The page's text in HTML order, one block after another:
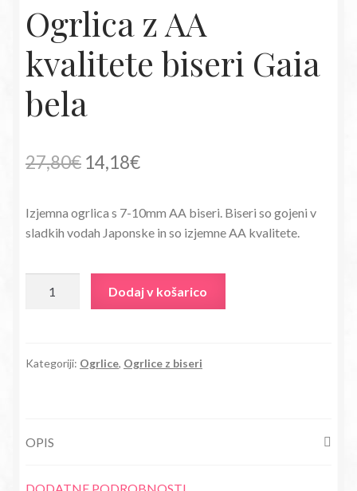
Ogrlica z AA
kvalitete biseri Gaia
bela
27,80€ Izvirna
je
27,80€.
14,18€Trenutna
je:
Izjemna ogrlica s 7-10mm AA biseri. Biseri so gojeni v
sladkih vodah Japonske in so izjemne AA kvalitete.
biseri
Dodaj v košarico
Kategoriji: Ogrlice, Ogrlice z biseri
OPIS
DODATNE PODROBNOSTI